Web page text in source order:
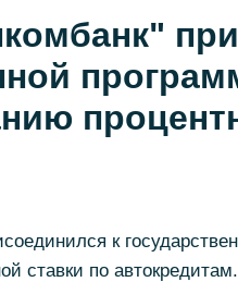
к
ставки по автокредитам.